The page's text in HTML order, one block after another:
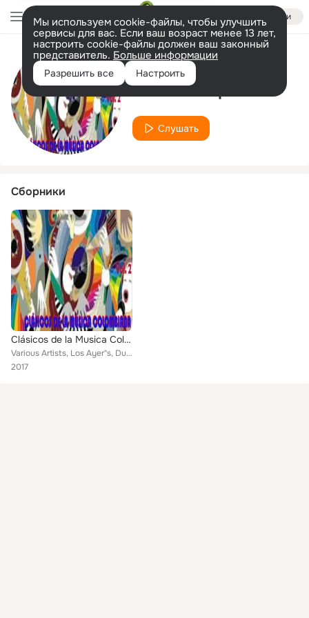
Войти
Мы используем cookie-файлы, чтобы улучшить
сервисы для вас. Если ваш возраст менее 13 лет,
настроить cookie-файлы должен ваш законный
представитель. Больше информации
Разрешить все Настроить
Исполнитель
Morin Marquez
Слушать
Сборники
Clásicos de la Musica Colombiana Vol..2
Various Artists, Los Ayer"s, Dueto De Antaño, Matilde Diaz, Luis Carlos Gonzales, San Miguelito, Jorge Veloza, Garzon y Collazos...
2017